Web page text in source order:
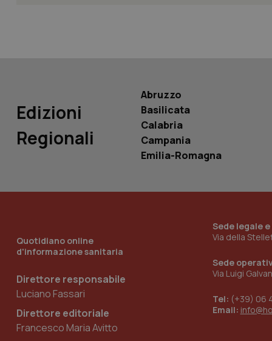
Edizioni
Regionali
Abruzzo
Basilicata
Calabria
Campania
Emilia-Romagna
Quotidiano online
d'informazione sanitaria
Direttore responsabile
Luciano Fassari
Direttore editoriale
Francesco Maria Avitto
Sede legale
Via della
Sede
Via Luigi
Tel: (+39) 06
Email:
Nome
__Secure-YNID
YSC